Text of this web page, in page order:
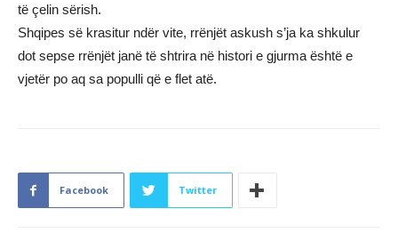
të çelin sërish.
Shqipes së krasitur ndër vite, rrënjët askush s’ja ka shkulur
dot sepse rrënjët janë të shtrira në histori e gjurma është e
vjetër po aq sa populli që e flet atë.
Facebook Twitter